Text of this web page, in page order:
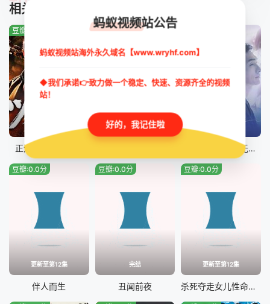
相关推荐
TUIJIAN
豆瓣:3.8分
正港男一匹第二季
更新至第09集
豆瓣:0.0分
终幕回旋曲：致无法再见的你
更新至第12集
豆瓣:0.0分
伴人而生
完结
豆瓣:0.0分
丑闻前夜
更新至第12集
豆瓣:0.0分
杀死夺走女儿性命的人是罪吗？
蚂蚁视频站公告
蚂蚁视频站海外永久域名【www.wryhf.com】
◆我们承诺👉致力做一个稳定、快速、资源齐全的视频
站！
好的，我记住啦